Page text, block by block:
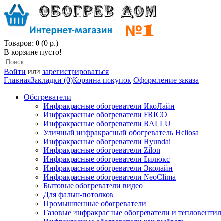
Товаров: 0 (0 р.)
В корзине пусто!
Войти или зарегистрироваться
ГлавнаяЗакладки (0)Корзина покупок Оформление заказа
Обогреватели
Инфракрасные обогреватели ИкоЛайн
Инфракрасные обогреватели FRICO
Инфракрасные обогреватели BALLU
Уличный инфракрасный обогреватель Heliosa
Инфракрасные обогреватели Hyundai
Инфракрасные обогреватели Zilon
Инфракрасные обогреватели Билюкс
Инфракрасные обогреватели Эколайн
Инфракрасные обогреватели NeoClima
Бытовые обогреватели видео
Для фальш-потолков
Промышленные обогреватели
Газовые инфракрасные обогреватели и